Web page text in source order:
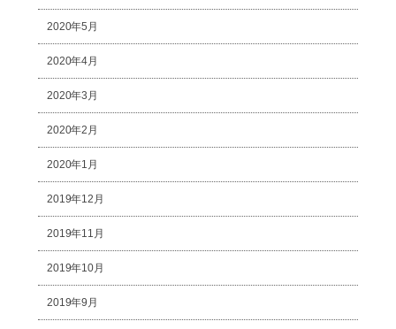
2020年5月
2020年4月
2020年3月
2020年2月
2020年1月
2019年12月
2019年11月
2019年10月
2019年9月